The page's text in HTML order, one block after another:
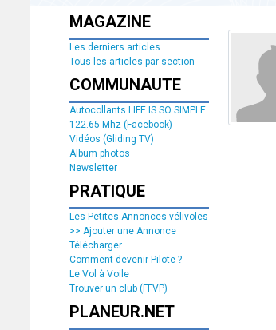
MAGAZINE
Les derniers articles
Tous les articles par section
COMMUNAUTE
Autocollants LIFE IS SO SIMPLE
122.65 Mhz (Facebook)
Vidéos (Gliding TV)
Album photos
Newsletter
PRATIQUE
Les Petites Annonces vélivoles
>> Ajouter une Annonce
Télécharger
Comment devenir Pilote ?
Le Vol à Voile
Trouver un club (FFVP)
PLANEUR.NET